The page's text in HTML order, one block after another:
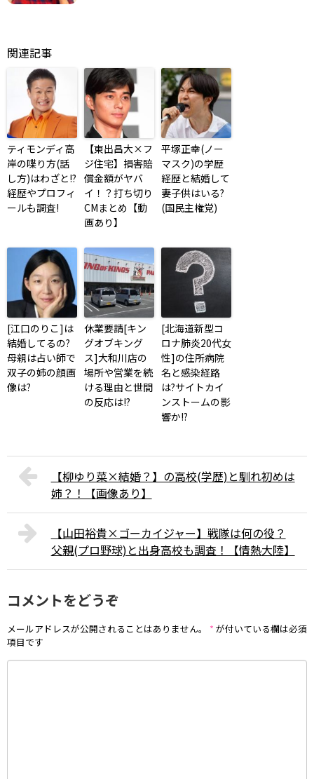
関連記事
ティモンディ高
岸の喋り方(話
し方)はわざと!?
経歴やプロフィ
ールも調査!
【東出昌大×フ
ジ住宅】損害賠
償金額がヤバ
イ！？打ち切り
CMまとめ【動
画あり】
平塚正幸(ノー
マスク)の学歴
経歴と結婚して
妻子供はいる?
(国民主権党)
[江口のりこ]は
結婚してるの?
母親は占い師で
双子の姉の顔画
像は?
休業要請[キン
グオブキング
ス]大和川店の
場所や営業を続
ける理由と世間
の反応は!?
[北海道新型コ
ロナ肺炎20代女
性]の住所病院
名と感染経路
は?サイトカイ
ンストームの影
響か!?
【柳ゆり菜×結婚？】の高校(学歴)と馴れ初めは
姉？！【画像あり】
【山田裕貴×ゴーカイジャー】戦隊は何の役？
父親(プロ野球)と出身高校も調査！【情熱大陸】
コメントをどうぞ
メールアドレスが公開されることはありません。 * が付いている欄は必須
項目です